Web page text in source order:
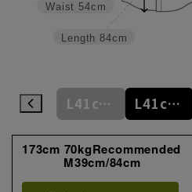
Length 84cm
Waist 54cm
L41cm/84cm L41cm/86cm L41cm/88cm
173cm 70kgRecommended
M39cm/84cm